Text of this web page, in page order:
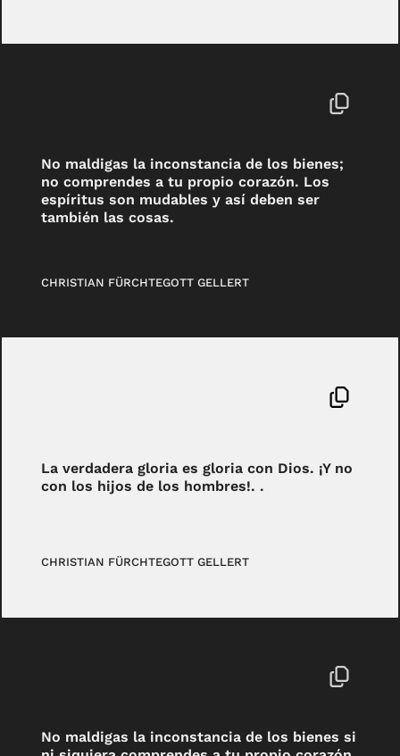
No maldigas la inconstancia de los bienes;
no comprendes a tu propio corazón. Los
espíritus son mudables y así deben ser
también las cosas.
CHRISTIAN FÜRCHTEGOTT GELLERT
La verdadera gloria es gloria con Dios. ¡Y no
con los hijos de los hombres!. .
CHRISTIAN FÜRCHTEGOTT GELLERT
No maldigas la inconstancia de los bienes si